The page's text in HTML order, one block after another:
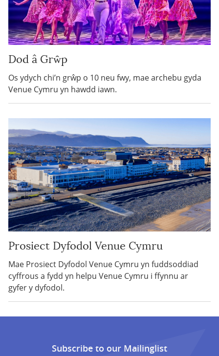
Dod â Grŵp
Os ydych chi’n grŵp o 10 neu fwy, mae archebu gyda
Venue Cymru yn hawdd iawn.
Prosiect Dyfodol Venue Cymru
Mae Prosiect Dyfodol Venue Cymru yn fuddsoddiad
cyffrous a fydd yn helpu Venue Cymru i ffynnu ar
gyfer y dyfodol.
Subscribe to our Mailinglist